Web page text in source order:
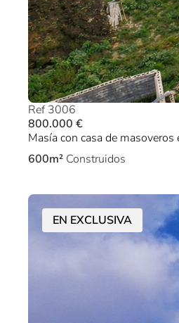
Ref 3006
800.000 €
Masía con casa de
600m² Construidos
EN EXCLUSIVA